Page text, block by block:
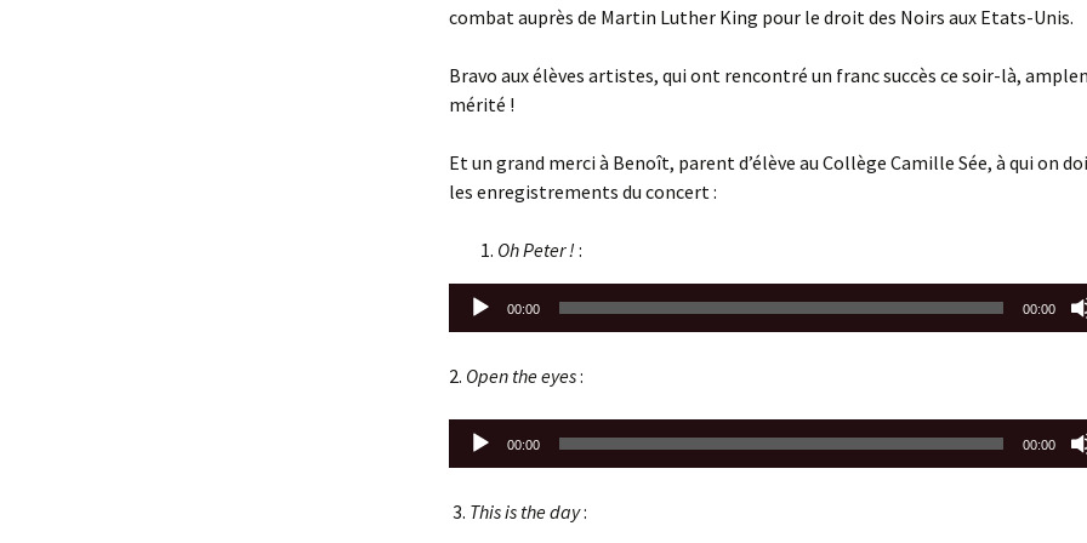
combat auprès de Martin Luther King pour le droit des Noirs aux Etats-Unis.
Bravo aux élèves artistes, qui ont rencontré un franc succès ce soir-là,
mérité !
Et un grand merci à Benoît, parent d’élève au Collège Camille Sée, à qui on
les enregistrements du concert :
Oh Peter ! :
Lecteur
audio
00:00 00:00
2. Open the eyes:
Lecteur
audio
00:00 00:00
3. This is the day: